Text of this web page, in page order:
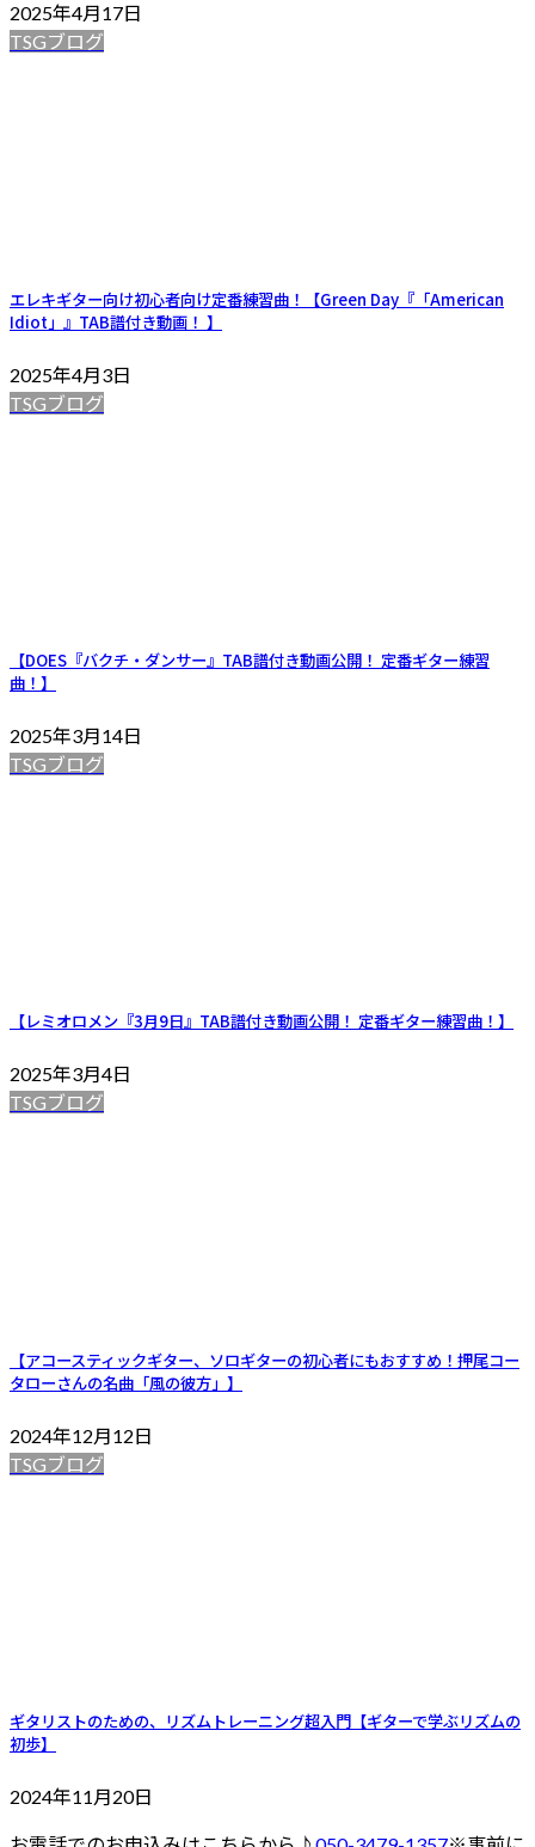
2025年4月17日
TSGブログ
エレキギター向け初心者向け定番練習曲！【Green Day『「American
Idiot」』TAB譜付き動画！ 】
2025年4月3日
TSGブログ
【DOES『バクチ・ダンサー』TAB譜付き動画公開！ 定番ギター練習
曲！】
2025年3月14日
TSGブログ
【レミオロメン『3月9日』TAB譜付き動画公開！ 定番ギター練習曲！】
2025年3月4日
TSGブログ
【アコースティックギター、ソロギターの初心者にもおすすめ！押尾コー
タローさんの名曲「風の彼方」】
2024年12月12日
TSGブログ
ギタリストのための、リズムトレーニング超入門【ギターで学ぶリズムの
初歩】
2024年11月20日